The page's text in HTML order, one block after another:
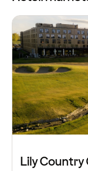
Lily Country